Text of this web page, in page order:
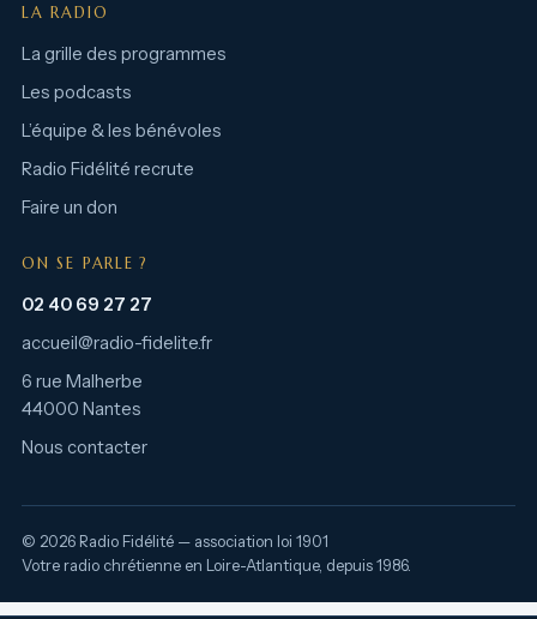
LA RADIO
La grille des programmes
Les podcasts
L’équipe & les bénévoles
Radio Fidélité recrute
Faire un don
ON SE PARLE ?
02 40 69 27 27
accueil@radio-fidelite.fr
6 rue Malherbe
44000 Nantes
Nous contacter
© 2026 Radio Fidélité — association loi 1901
Votre radio chrétienne en Loire-Atlantique, depuis 1986.